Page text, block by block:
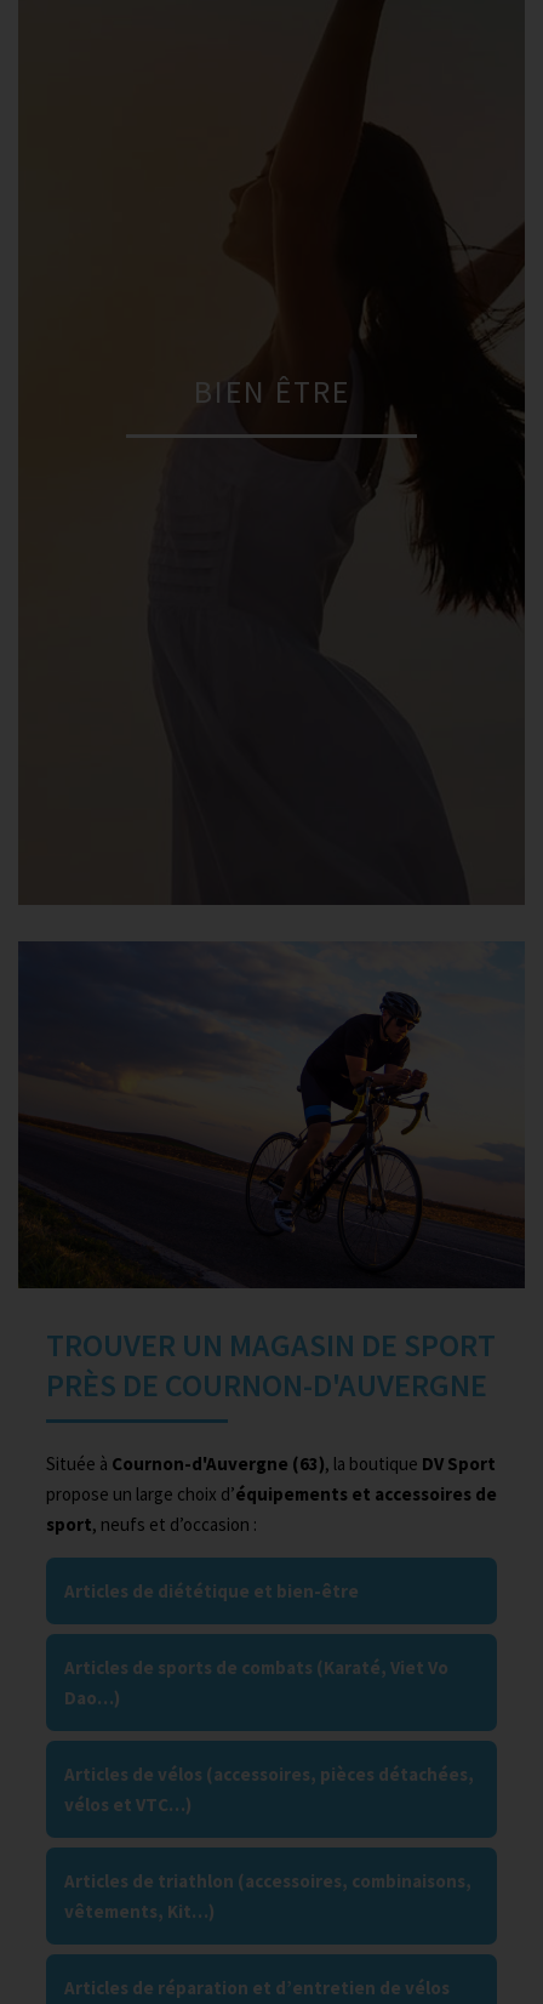
BIEN ÊTRE
TROUVER UN MAGASIN DE SPORT
PRÈS DE COURNON-D'AUVERGNE
Située à Cournon-d'Auvergne (63), la boutique DV Sport
propose un large choix d’équipements et accessoires de
sport, neufs et d’occasion :
Articles de diététique et bien-être
Articles de sports de combats (Karaté, Viet Vo
Dao…)
Articles de vélos (accessoires, pièces détachées,
vélos et VTC…)
Articles de triathlon (accessoires, combinaisons,
vêtements, Kit…)
Articles de réparation et d’entretien de vélos